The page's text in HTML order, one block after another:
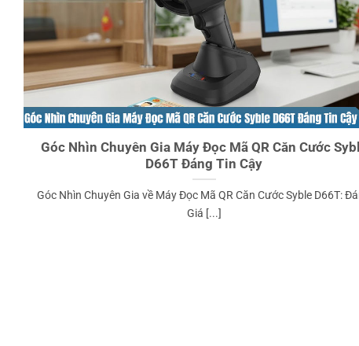
Góc Nhìn Chuyên Gia Máy Đọc Mã QR Căn Cước
D66T Đáng Tin Cậy
Góc Nhìn Chuyên Gia về Máy Đọc Mã QR Căn Cước Syble D66T:
Giá [...]